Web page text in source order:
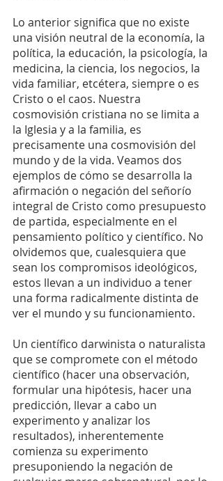
Lo anterior significa que no existe
una visión neutral de la economía, la
política, la educación, la psicología, la
medicina, la ciencia, los negocios, la
vida familiar, etcétera, siempre o es
Cristo o el caos. Nuestra
cosmovisión cristiana no se limita a
la Iglesia y a la familia, es
precisamente una cosmovisión del
mundo y de la vida. Veamos dos
ejemplos de cómo se desarrolla la
afirmación o negación del señorío
integral de Cristo como presupuesto
de partida, especialmente en el
pensamiento político y científico. No
olvidemos que, cualesquiera que
sean los compromisos ideológicos,
estos llevan a un individuo a tener
una forma radicalmente distinta de
ver el mundo y su funcionamiento.
Un científico darwinista o naturalista
que se compromete con el método
científico (hacer una observación,
formular una hipótesis, hacer una
predicción, llevar a cabo un
experimento y analizar los
resultados), inherentemente
comienza su experimento
presuponiendo la negación de